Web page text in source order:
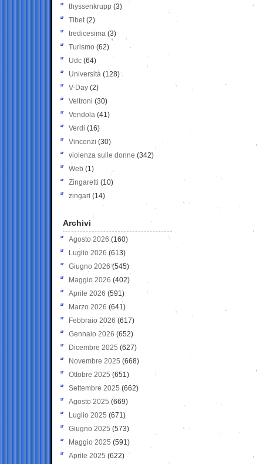
thyssenkrupp (3)
Tibet(2)
tredicesima (3)
Turismo (62)
Udc (64)
Università (128)
V-Day (2)
Veltroni (30)
Vendola (41)
Verdi (16)
Vincenzi (30)
violenza sulle donne (342)
Web (1)
Zingaretti (10)
zingari (14)
Archivi
Agosto 2026 (160)
Luglio 2026 (613)
Giugno 2026 (545)
Maggio 2026 (402)
Aprile 2026 (591)
Marzo 2026 (641)
Febbraio 2026 (617)
Gennaio 2026 (652)
Dicembre 2025 (627)
Novembre 2025 (668)
Ottobre 2025 (651)
Settembre 2025 (662)
Agosto 2025 (669)
Luglio 2025 (671)
Giugno 2025 (573)
Maggio 2025 (591)
Aprile 2025 (622)